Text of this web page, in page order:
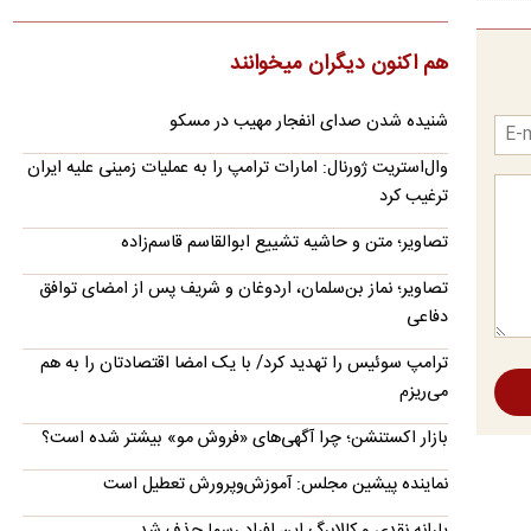
پزشکیان: فشار خارجی در دولت چهاردهم به بیشترین
مسعود پزشکیان در گفت و گوی تلویزیونی خود اظهار کرد: «دشمن
واکنش ترامپ به ادعاها درباره درگیری لفظی‌اش با
پیت هگست
ترامپ در واکنش به اخبار مبنی بر درگیری لفظی با پیت هگست
مدعی شد: این شایعه توسط "واشنگتن کامپوست" (The
Washington…
زلزله ۴ ریشتری بندرلنگه را لرزاند
زمین‌لرزه‌ای به بزرگی ۴ ریشتر حوالی بندر لنگه را در غرب هرمزگان
لرزاند.
واکنش محمدباقر خرازی به بیانیه دفتر رهبری
محمدباقر خرازی به بیانیه تکذیبیه دفتر رهبری واکنش نشان داد.
جزئیات متن اولیۀ طرح راهبردی مدیریت تنگه هرمز
هم اکنون دیگران میخوانند
شنیده شدن صدای انفجار مهیب در مسکو
وال‌استریت ژورنال: امارات ترامپ را به عملیات زمینی علیه ایران
ترغیب کرد
تصاویر؛ متن و حاشیه تشییع ابوالقاسم قاسم‌زاده
تصاویر؛ نماز بن‌سلمان، اردوغان و شریف پس از امضای توافق
دفاعی
ترامپ سوئیس را تهدید کرد/ با یک امضا اقتصادتان را به هم
می‌ریزم
بازار اکستنشن؛ چرا آگهی‌های «فروش مو» بیشتر شده است؟
نماینده پیشین مجلس: آموزش‌وپرورش تعطیل است